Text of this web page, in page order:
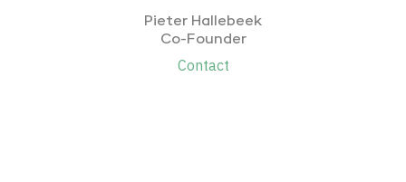
Pieter Hallebeek
Co-Founder
Contact